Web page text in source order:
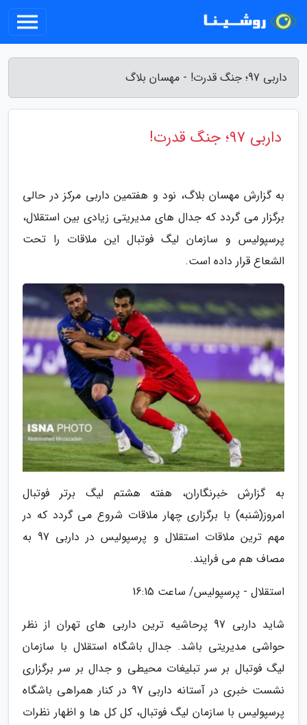
داربی 97؛ جنگ قدرت! - مهسان بلاگ
داربی 97؛ جنگ قدرت!
به گزارش مهسان بلاگ، نود و هفتمین داربی مرکز در حالی
برگزار می گردد که جدال های مدیریتی زیادی بین استقلال،
پرسپولیس و سازمان لیگ فوتبال این ملاقات را تحت
الشعاع قرار داده است.
به گزارش خبرنگاران، هفته هشتم لیگ برتر فوتبال
امروز(شنبه) با برگزاری چهار ملاقات شروع می گردد که در
مهم ترین ملاقات استقلال و پرسپولیس در داربی 97 به
مصاف هم می فرایند.
استقلال - پرسپولیس/ ساعت 16:15
شاید داربی 97 پرحاشیه ترین داربی های تهران از نظر
حواشی مدیریتی باشد. جدال باشگاه استقلال با سازمان
لیگ فوتبال بر سر تبلیغات محیطی و جدال بر سر برگزاری
نشست خبری در آستانه داربی 97 در کنار همراهی باشگاه
پرسپولیس با سازمان لیگ فوتبال، کل کل ها و اظهار نظرات